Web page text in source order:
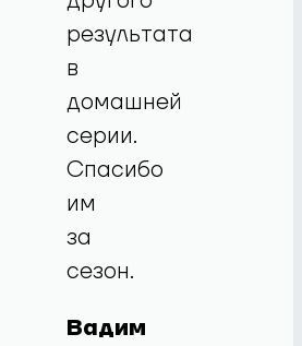
результата
в
домашней
серии.
Спасибо
им
за
сезон.
Вадим